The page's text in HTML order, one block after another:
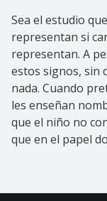
Sea el estudio
representan si
representan. A
estos signos, sin
nada. Cuando
les enseñan
que el niño no
que en el papel